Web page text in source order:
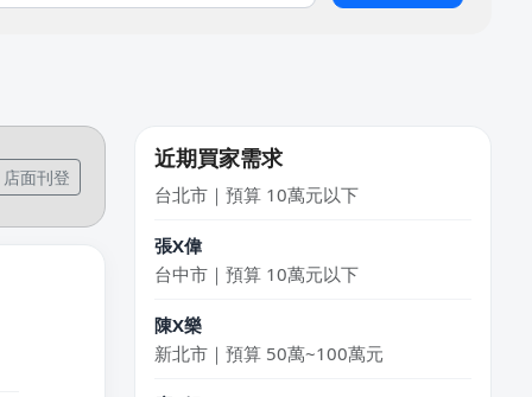
店面刊登
近期買家需求
桃園市｜預算 100萬元以上
KXki
台北市｜預算 10萬元以下
台中市｜預算 10萬元以下
新北市｜預算 50萬~100萬元